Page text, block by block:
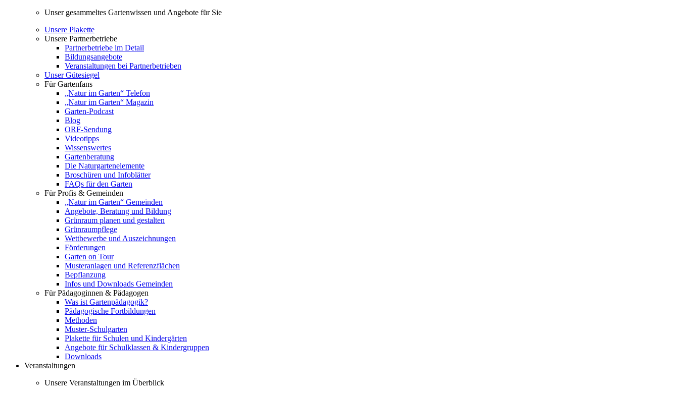
Unser gesammeltes Gartenwissen und Angebote für Sie
Unsere Plakette
Unsere Partnerbetriebe
Partnerbetriebe im Detail
Bildungsangebote
Veranstaltungen bei Partnerbetrieben
Unser Gütesiegel
Für Gartenfans
„Natur im Garten“ Telefon
„Natur im Garten“ Magazin
Garten-Podcast
Blog
ORF-Sendung
Videotipps
Wissenswertes
Gartenberatung
Die Naturgartenelemente
Broschüren und Infoblätter
FAQs für den Garten
Für Profis & Gemeinden
„Natur im Garten“ Gemeinden
Angebote, Beratung und Bildung
Grünraum planen und gestalten
Grünraumpflege
Wettbewerbe und Auszeichnungen
Förderungen
Garten on Tour
Musteranlagen und Referenzflächen
Bepflanzung
Infos und Downloads Gemeinden
Für Pädagoginnen & Pädagogen
Was ist Gartenpädagogik?
Pädagogische Fortbildungen
Methoden
Muster-Schulgarten
Plakette für Schulen und Kindergärten
Angebote für Schulklassen & Kindergruppen
Downloads
Veranstaltungen
Unsere Veranstaltungen im Überblick